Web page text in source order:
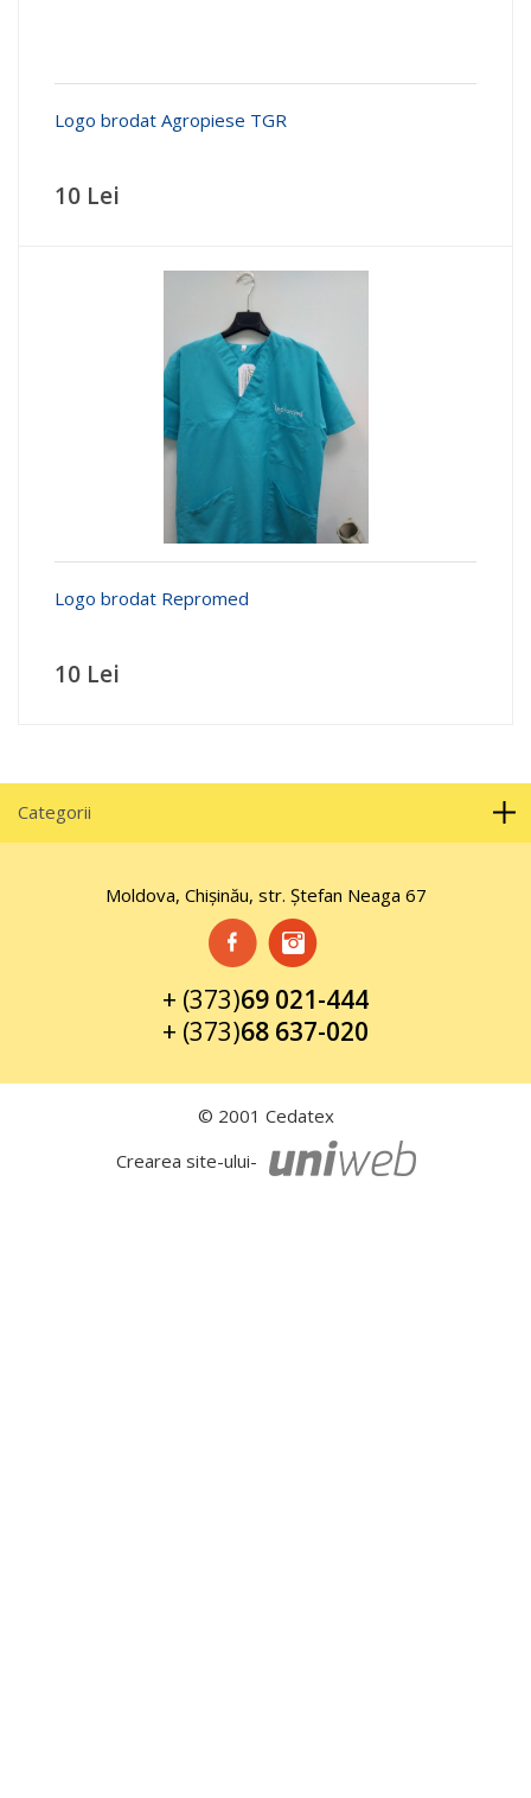
Logo brodat Agropiese TGR
10 Lei
Logo brodat Repromed
10 Lei
Categorii
Moldova, Chișinău, str. Ştefan Neaga 67
+ (373)69 021-444
+ (373)68 637-020
© 2001 Cedatex
Crearea site-ului-